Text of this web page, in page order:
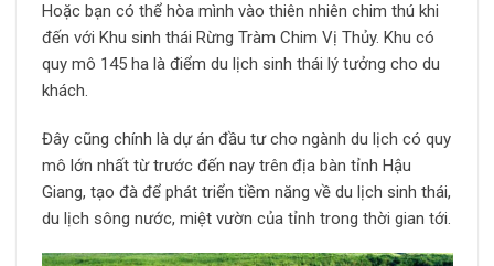
Hoặc bạn có thể hòa mình vào thiên nhiên chim thú khi
đến với Khu sinh thái Rừng Tràm Chim Vị Thủy. Khu có
quy mô 145 ha là điểm du lịch sinh thái lý tưởng cho du
khách.
Đây cũng chính là dự án đầu tư cho ngành du lịch có quy
mô lớn nhất từ trước đến nay trên địa bàn tỉnh Hậu
Giang, tạo đà để phát triển tiềm năng về du lịch sinh thái,
du lịch sông nước, miệt vườn của tỉnh trong thời gian tới.